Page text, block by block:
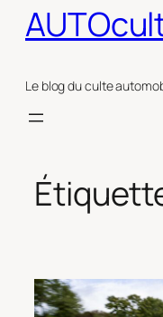
Le blog du culte